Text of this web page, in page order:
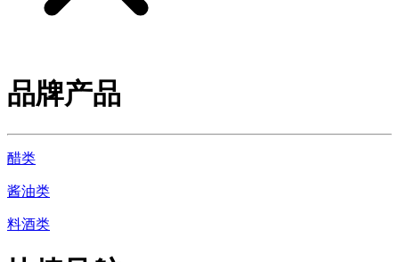
品牌产品
醋类
酱油类
料酒类